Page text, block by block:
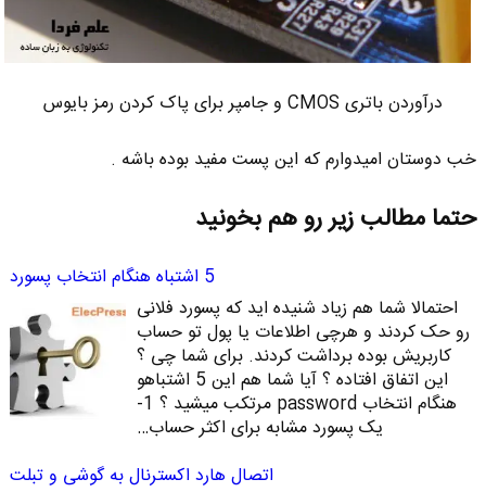
درآوردن باتری CMOS و جامپر برای پاک کردن رمز بایوس
خب دوستان امیدوارم که این پست مفید بوده باشه .
حتما مطالب زیر رو هم بخونید
5 اشتباه هنگام انتخاب پسورد
احتمالا شما هم زیاد شنیده اید که پسورد فلانی
رو حک کردند و هرچی اطلاعات یا پول تو حساب
کاربریش بوده برداشت کردند. برای شما چی ؟
این اتفاق افتاده ؟ آیا شما هم این 5 اشتباهو
هنگام انتخاب password مرتکب میشید ؟ 1-
یک پسورد مشابه برای اکثر حساب…
اتصال هارد اکسترنال به گوشی و تبلت